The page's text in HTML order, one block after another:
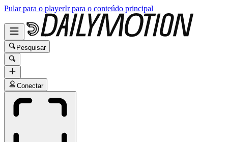
Pular para o playerIr para o conteúdo principal
Pesquisar
Conectar